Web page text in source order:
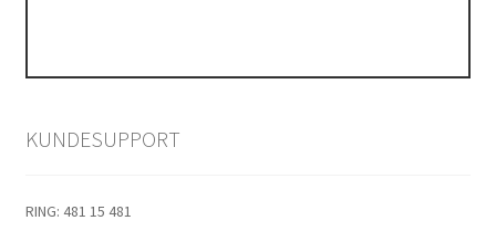
KUNDESUPPORT
RING: 481 15 481